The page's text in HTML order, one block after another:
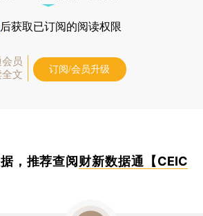
后获取已订阅的阅读权限
员
文
订阅/会员升级
，推荐查阅 财新数据通【CEIC